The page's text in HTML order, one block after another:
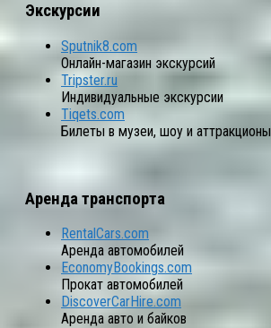
Экскурсии
Sputnik8.com
Онлайн-магазин экскурсий
Tripster.ru
Индивидуальные экскурсии
Tiqets.com
Билеты в музеи, шоу и аттракционы
Аренда транспорта
RentalCars.com
Аренда автомобилей
EconomyBookings.com
Прокат автомобилей
DiscoverCarHire.com
Аренда авто и байков